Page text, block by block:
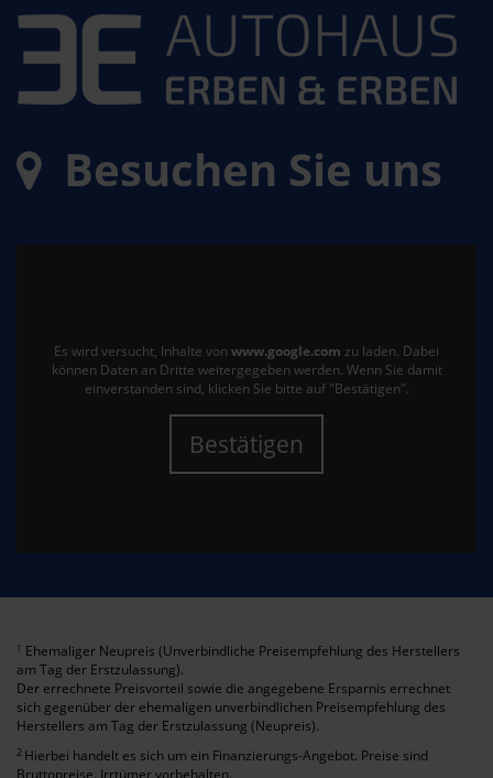
Besuchen Sie uns
Es wird versucht, Inhalte von www.google.com zu laden. Dabei
können Daten an Dritte weitergegeben werden. Wenn Sie damit
einverstanden sind, klicken Sie bitte auf "Bestätigen".
Bestätigen
1 Ehemaliger Neupreis (Unverbindliche Preisempfehlung des Herstellers
am Tag der Erstzulassung).
Der errechnete Preisvorteil sowie die angegebene Ersparnis errechnet
sich gegenüber der ehemaligen unverbindlichen Preisempfehlung des
Herstellers am Tag der Erstzulassung (Neupreis).
2 Hierbei handelt es sich um ein Finanzierungs-Angebot. Preise sind
Bruttopreise. Irrtümer vorbehalten.